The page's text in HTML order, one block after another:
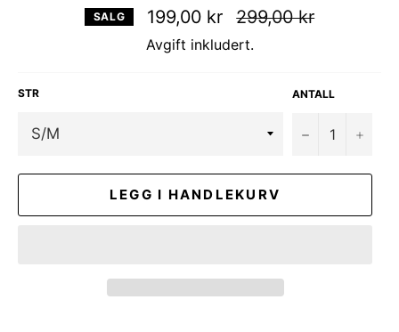
SALG 199,00 kr
Vanlig
pris
299,00 kr
Avgift inkludert.
STR ANTALL
− +
LEGG I HANDLEKURV